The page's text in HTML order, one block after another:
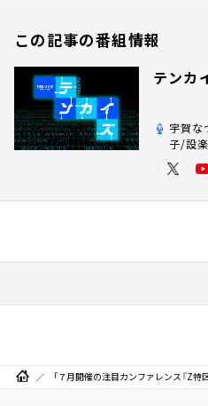
この記事の番組情報
テンカ
宇賀
子/設
「７月開催の注目カンファレンス『Z特区